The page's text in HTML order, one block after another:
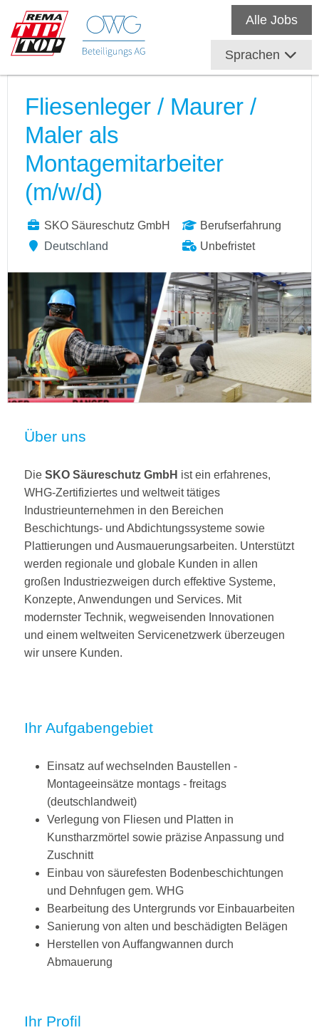
Alle Jobs
Sprachen
Fliesenleger / Maurer /
Maler als
Montagemitarbeiter
(m/w/d)
SKO Säureschutz GmbH
Deutschland
Berufserfahrung
Unbefristet
Über uns
Die SKO Säureschutz GmbH ist ein erfahrenes,
WHG-Zertifiziertes und weltweit tätiges
Industrieunternehmen in den Bereichen
Beschichtungs- und Abdichtungssysteme sowie
Plattierungen und Ausmauerungsarbeiten. Unterstützt
werden regionale und globale Kunden in allen
großen Industriezweigen durch effektive Systeme,
Konzepte, Anwendungen und Services. Mit
modernster Technik, wegweisenden Innovationen
und einem weltweiten Servicenetzwerk überzeugen
wir unsere Kunden.
Ihr Aufgabengebiet
Einsatz auf wechselnden Baustellen -
Montageeinsätze montags - freitags
(deutschlandweit)
Verlegung von Fliesen und Platten in
Kunstharzmörtel sowie präzise Anpassung und
Zuschnitt
Einbau von säurefesten Bodenbeschichtungen
und Dehnfugen gem. WHG
Bearbeitung des Untergrunds vor Einbauarbeiten
Sanierung von alten und beschädigten Belägen
Herstellen von Auffangwannen durch
Abmauerung
Ihr Profil